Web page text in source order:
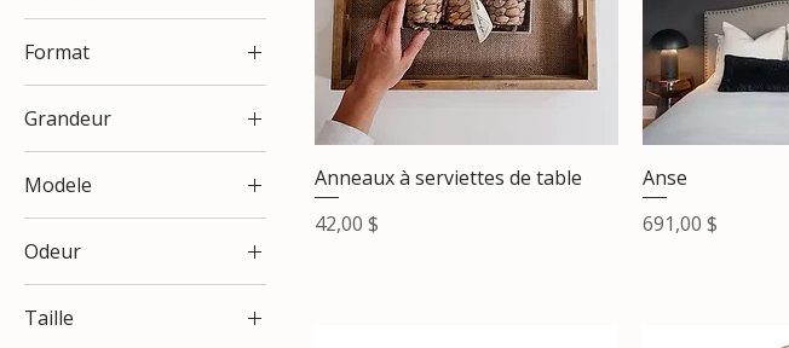
Format
Grand
Petit
Grandeur
Grande
Petite
Modele
Ovale
Ronde
Odeur
Bonfire
Cielo
Taille
Anneaux à serviettes de table
Prix
42,00 $
Anse
Prix
691,00 $